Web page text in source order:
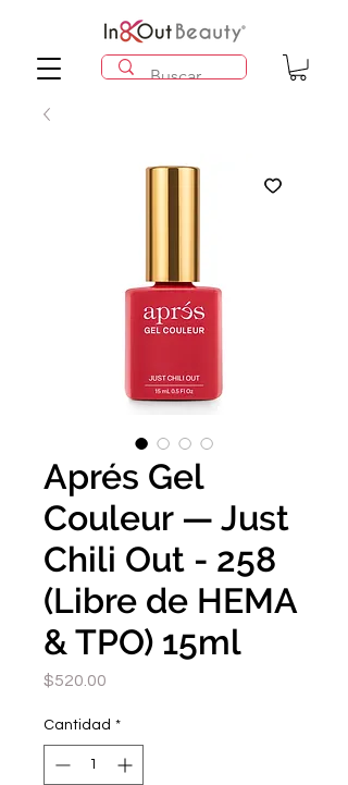
Aprés Gel
Couleur — Just
Chili Out - 258
(Libre de HEMA
& TPO) 15ml
$520.00
Cantidad *